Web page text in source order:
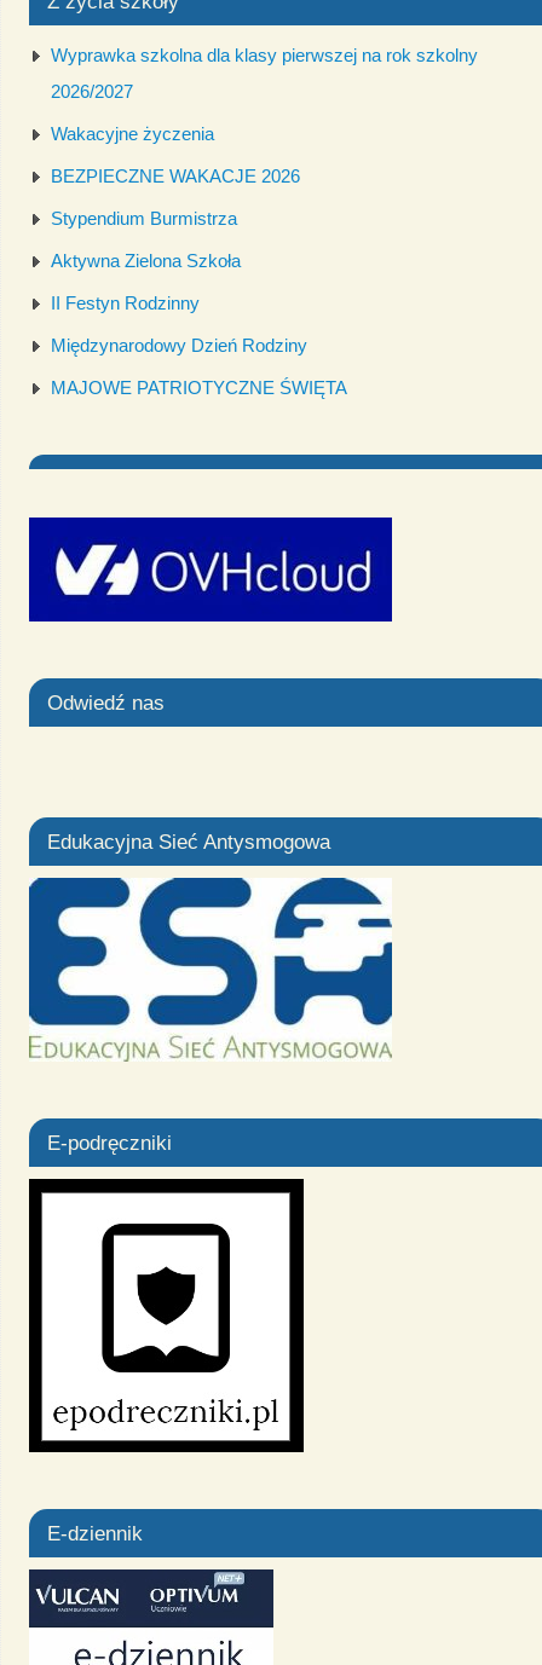
Wyprawka szkolna dla klasy pierwszej na rok szkolny
2026/2027
Wakacyjne życzenia
BEZPIECZNE WAKACJE 2026
Stypendium Burmistrza
Aktywna Zielona Szkoła
II Festyn Rodzinny
Międzynarodowy Dzień Rodziny
MAJOWE PATRIOTYCZNE ŚWIĘTA
Odwiedź nas
Edukacyjna Sieć Antysmogowa
E-podręczniki
E-dziennik